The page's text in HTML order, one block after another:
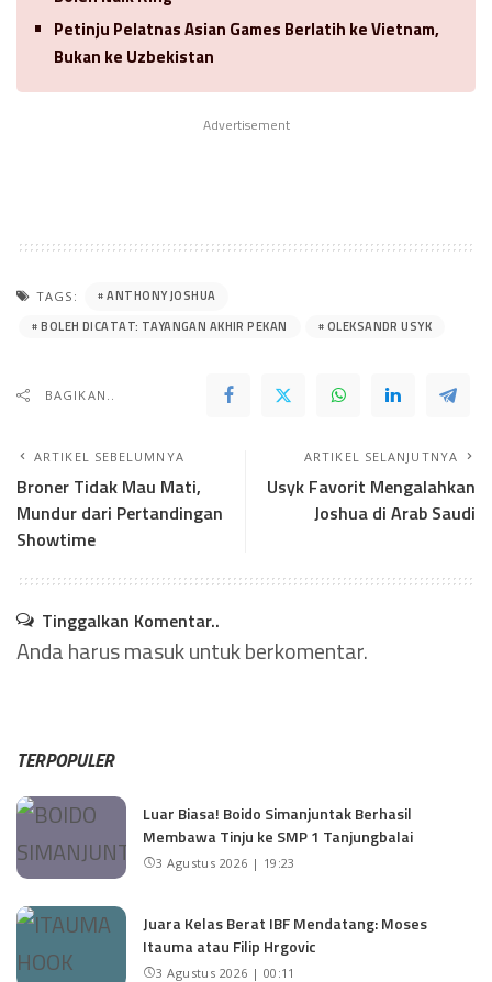
Petinju Pelatnas Asian Games Berlatih ke Vietnam,
Bukan ke Uzbekistan
Advertisement
TAGS:
ANTHONY JOSHUA
BOLEH DICATAT: TAYANGAN AKHIR PEKAN
OLEKSANDR USYK
BAGIKAN..
ARTIKEL SEBELUMNYA
Broner Tidak Mau Mati,
Mundur dari Pertandingan
Showtime
ARTIKEL SELANJUTNYA
Usyk Favorit Mengalahkan
Joshua di Arab Saudi
Tinggalkan Komentar..
Anda harusmasukuntuk berkomentar.
TERPOPULER
Luar Biasa! Boido Simanjuntak Berhasil
Membawa Tinju ke SMP 1 Tanjungbalai
3 Agustus 2026 | 19:23
Juara Kelas Berat IBF Mendatang: Moses
Itauma atau Filip Hrgovic
3 Agustus 2026 | 00:11